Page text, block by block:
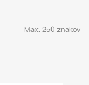
Max. 250 znakov